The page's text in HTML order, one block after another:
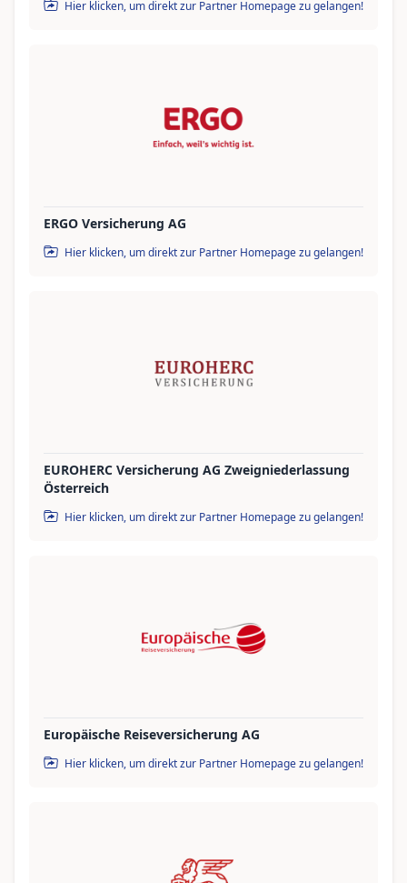
Hier klicken, um direkt zur Partner Homepage zu gelangen!
ERGO Versicherung AG
Hier klicken, um direkt zur Partner Homepage zu gelangen!
EUROHERC Versicherung AG Zweigniederlassung
Österreich
Hier klicken, um direkt zur Partner Homepage zu gelangen!
Europäische Reiseversicherung AG
Hier klicken, um direkt zur Partner Homepage zu gelangen!